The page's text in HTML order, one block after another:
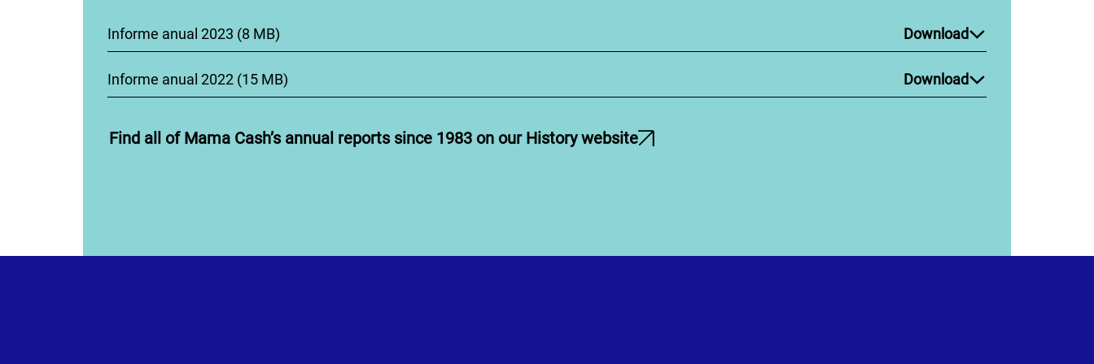
Informe anual 2023 (8 MB) Download
Informe anual 2022 (15 MB) Download
Find all of Mama Cash’s annual reports since 1983 on our History website